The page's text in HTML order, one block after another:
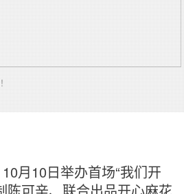
月10日举办首场“我们开